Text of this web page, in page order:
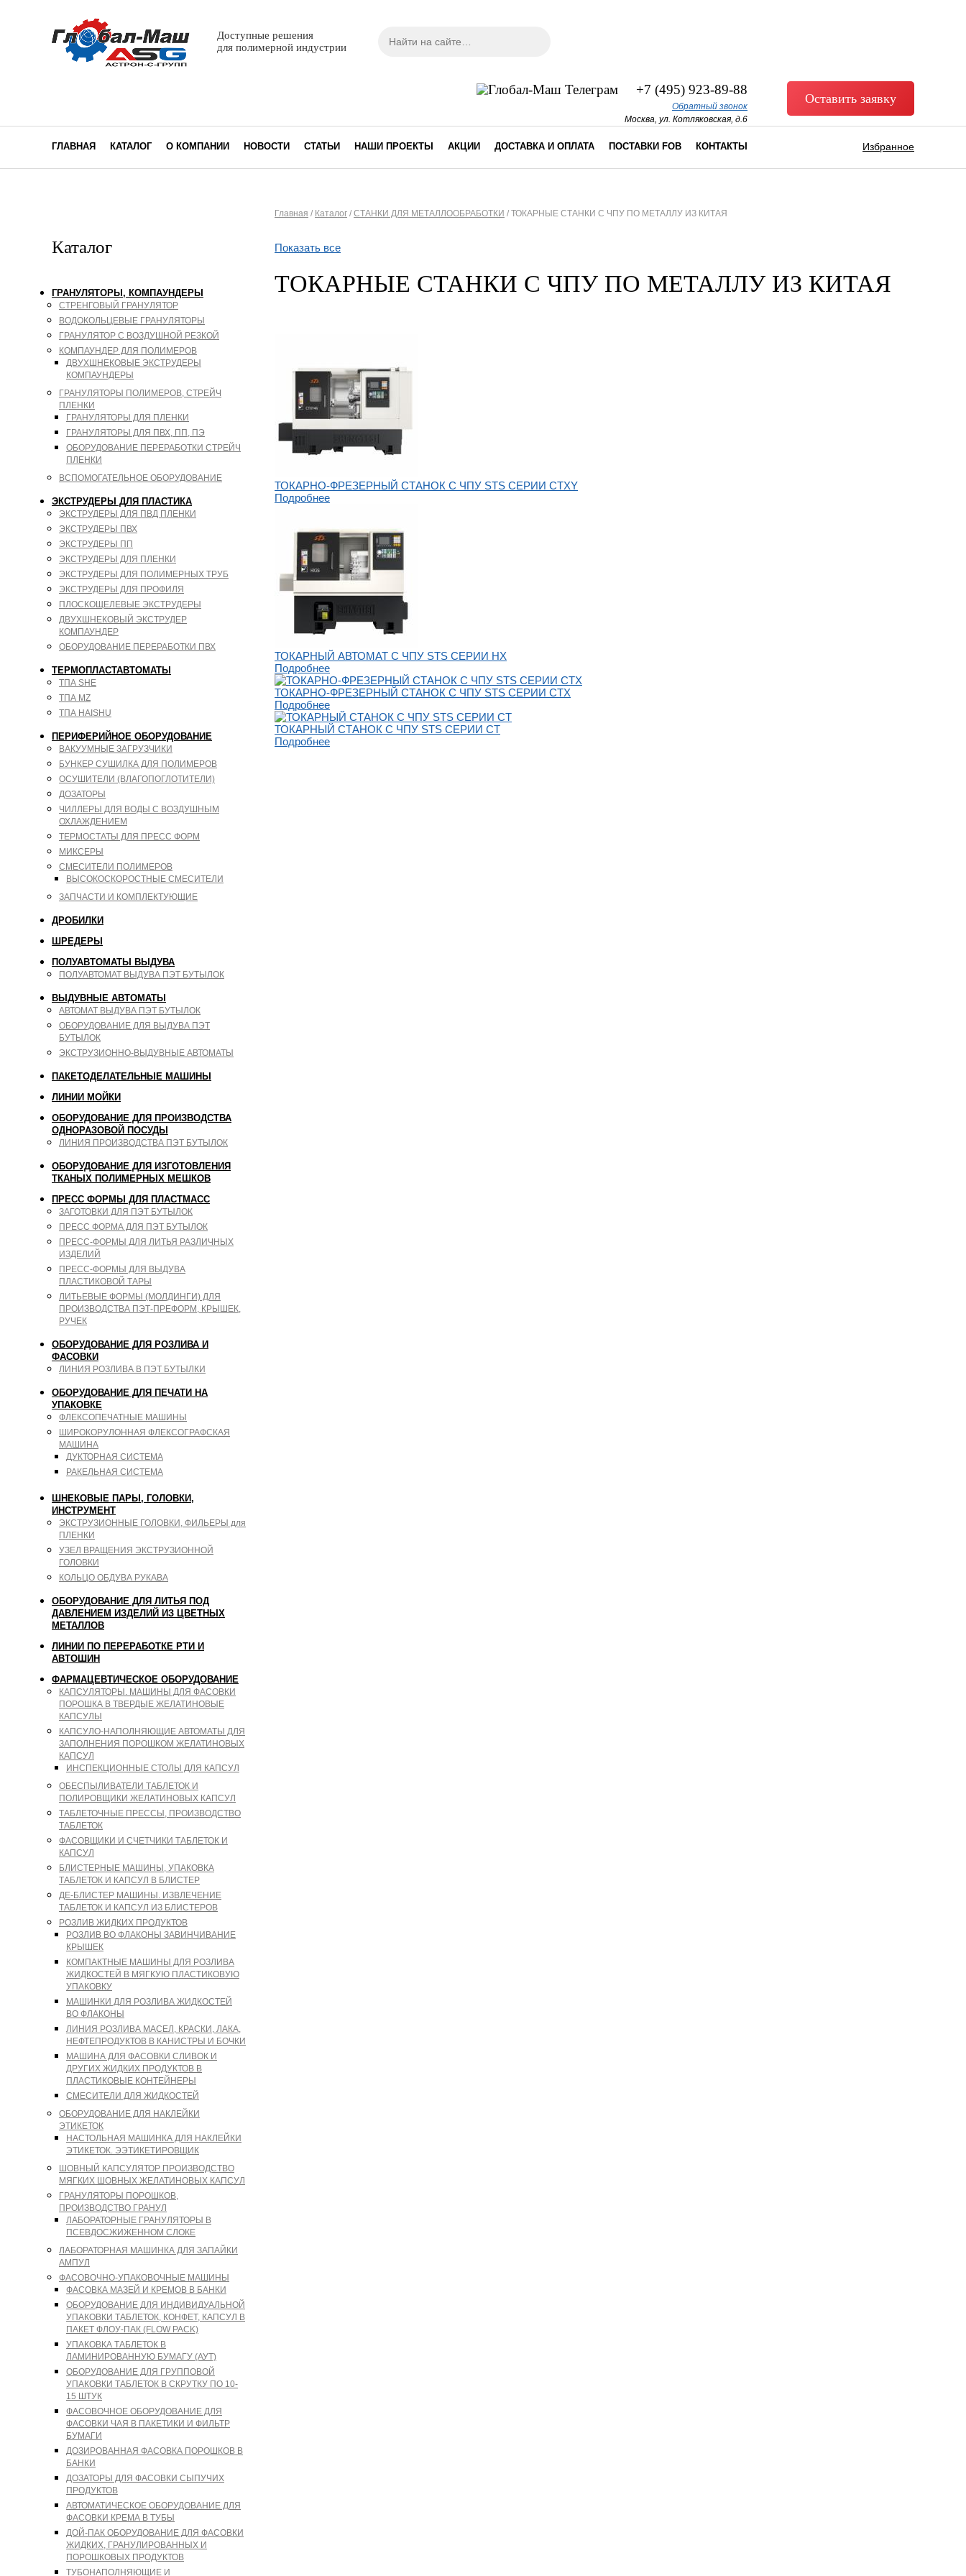
Доступные решения
для полимерной индустрии
Форма поиска
+7 (495) 923-89-88
Обратный звонок
Москва, ул. Котляковская, д.6
Оставить заявку
ГЛАВНАЯ КАТАЛОГ О КОМПАНИИ НОВОСТИ СТАТЬИ НАШИ ПРОЕКТЫ АКЦИИ ДОСТАВКА И ОПЛАТА ПОСТАВКИ FOB КОНТАКТЫ Избранное
Каталог
ГРАНУЛЯТОРЫ, КОМПАУНДЕРЫ
СТРЕНГОВЫЙ ГРАНУЛЯТОР
ВОДОКОЛЬЦЕВЫЕ ГРАНУЛЯТОРЫ
ГРАНУЛЯТОР С ВОЗДУШНОЙ РЕЗКОЙ
КОМПАУНДЕР ДЛЯ ПОЛИМЕРОВ
ДВУХШНЕКОВЫЕ ЭКСТРУДЕРЫ
КОМПАУНДЕРЫ
ГРАНУЛЯТОРЫ ПОЛИМЕРОВ, СТРЕЙЧ
ПЛЕНКИ
ГРАНУЛЯТОРЫ ДЛЯ ПЛЕНКИ
ГРАНУЛЯТОРЫ ДЛЯ ПВХ, ПП, ПЭ
ОБОРУДОВАНИЕ ПЕРЕРАБОТКИ СТРЕЙЧ
ПЛЕНКИ
ВСПОМОГАТЕЛЬНОЕ ОБОРУДОВАНИЕ
ЭКСТРУДЕРЫ ДЛЯ ПЛАСТИКА
ЭКСТРУДЕРЫ ДЛЯ ПВД ПЛЕНКИ
ЭКСТРУДЕРЫ ПВХ
ЭКСТРУДЕРЫ ПП
ЭКСТРУДЕРЫ ДЛЯ ПЛЕНКИ
ЭКСТРУДЕРЫ ДЛЯ ПОЛИМЕРНЫХ ТРУБ
ЭКСТРУДЕРЫ ДЛЯ ПРОФИЛЯ
ПЛОСКОЩЕЛЕВЫЕ ЭКСТРУДЕРЫ
ДВУХШНЕКОВЫЙ ЭКСТРУДЕР
КОМПАУНДЕР
ОБОРУДОВАНИЕ ПЕРЕРАБОТКИ ПВХ
ТЕРМОПЛАСТАВТОМАТЫ
ТПА SHE
ТПА MZ
ТПА HAISHU
ПЕРИФЕРИЙНОЕ ОБОРУДОВАНИЕ
ВАКУУМНЫЕ ЗАГРУЗЧИКИ
БУНКЕР СУШИЛКА ДЛЯ ПОЛИМЕРОВ
ОСУШИТЕЛИ (ВЛАГОПОГЛОТИТЕЛИ)
ДОЗАТОРЫ
ЧИЛЛЕРЫ ДЛЯ ВОДЫ С ВОЗДУШНЫМ
ОХЛАЖДЕНИЕМ
ТЕРМОСТАТЫ ДЛЯ ПРЕСС ФОРМ
МИКСЕРЫ
СМЕСИТЕЛИ ПОЛИМЕРОВ
ВЫСОКОСКОРОСТНЫЕ СМЕСИТЕЛИ
ЗАПЧАСТИ И КОМПЛЕКТУЮЩИЕ
ДРОБИЛКИ
ШРЕДЕРЫ
ПОЛУАВТОМАТЫ ВЫДУВА
ПОЛУАВТОМАТ ВЫДУВА ПЭТ БУТЫЛОК
ВЫДУВНЫЕ АВТОМАТЫ
АВТОМАТ ВЫДУВА ПЭТ БУТЫЛОК
ОБОРУДОВАНИЕ ДЛЯ ВЫДУВА ПЭТ
БУТЫЛОК
ЭКСТРУЗИОННО-ВЫДУВНЫЕ АВТОМАТЫ
ПАКЕТОДЕЛАТЕЛЬНЫЕ МАШИНЫ
ЛИНИИ МОЙКИ
ОБОРУДОВАНИЕ ДЛЯ ПРОИЗВОДСТВА
ОДНОРАЗОВОЙ ПОСУДЫ
ЛИНИЯ ПРОИЗВОДСТВА ПЭТ БУТЫЛОК
ОБОРУДОВАНИЕ ДЛЯ ИЗГОТОВЛЕНИЯ
ТКАНЫХ ПОЛИМЕРНЫХ МЕШКОВ
ПРЕСС ФОРМЫ ДЛЯ ПЛАСТМАСС
ЗАГОТОВКИ ДЛЯ ПЭТ БУТЫЛОК
ПРЕСС ФОРМА ДЛЯ ПЭТ БУТЫЛОК
ПРЕСС-ФОРМЫ ДЛЯ ЛИТЬЯ РАЗЛИЧНЫХ
ИЗДЕЛИЙ
ПРЕСС-ФОРМЫ ДЛЯ ВЫДУВА
ПЛАСТИКОВОЙ ТАРЫ
ЛИТЬЕВЫЕ ФОРМЫ (МОЛДИНГИ) ДЛЯ
ПРОИЗВОДСТВА ПЭТ-ПРЕФОРМ, КРЫШЕК,
РУЧЕК
ОБОРУДОВАНИЕ ДЛЯ РОЗЛИВА И
ФАСОВКИ
ЛИНИЯ РОЗЛИВА В ПЭТ БУТЫЛКИ
ОБОРУДОВАНИЕ ДЛЯ ПЕЧАТИ НА
УПАКОВКЕ
ФЛЕКСОПЕЧАТНЫЕ МАШИНЫ
ШИРОКОРУЛОННАЯ ФЛЕКСОГРАФСКАЯ
МАШИНА
ДУКТОРНАЯ СИСТЕМА
РАКЕЛЬНАЯ СИСТЕМА
ШНЕКОВЫЕ ПАРЫ, ГОЛОВКИ,
ИНСТРУМЕНТ
ЭКСТРУЗИОННЫЕ ГОЛОВКИ, ФИЛЬЕРЫ для
ПЛЕНКИ
УЗЕЛ ВРАЩЕНИЯ ЭКСТРУЗИОННОЙ
ГОЛОВКИ
КОЛЬЦО ОБДУВА РУКАВА
ОБОРУДОВАНИЕ ДЛЯ ЛИТЬЯ ПОД
ДАВЛЕНИЕМ ИЗДЕЛИЙ ИЗ ЦВЕТНЫХ
МЕТАЛЛОВ
ЛИНИИ ПО ПЕРЕРАБОТКЕ РТИ И
АВТОШИН
ФАРМАЦЕВТИЧЕСКОЕ ОБОРУДОВАНИЕ
КАПСУЛЯТОРЫ. МАШИНЫ ДЛЯ ФАСОВКИ
ПОРОШКА В ТВЕРДЫЕ ЖЕЛАТИНОВЫЕ
КАПСУЛЫ
КАПСУЛО-НАПОЛНЯЮЩИЕ АВТОМАТЫ ДЛЯ
ЗАПОЛНЕНИЯ ПОРОШКОМ ЖЕЛАТИНОВЫХ
КАПСУЛ
ИНСПЕКЦИОННЫЕ СТОЛЫ ДЛЯ КАПСУЛ
ОБЕСПЫЛИВАТЕЛИ ТАБЛЕТОК И
ПОЛИРОВЩИКИ ЖЕЛАТИНОВЫХ КАПСУЛ
ТАБЛЕТОЧНЫЕ ПРЕССЫ, ПРОИЗВОДСТВО
ТАБЛЕТОК
ФАСОВЩИКИ И СЧЕТЧИКИ ТАБЛЕТОК И
КАПСУЛ
БЛИСТЕРНЫЕ МАШИНЫ, УПАКОВКА
ТАБЛЕТОК И КАПСУЛ В БЛИСТЕР
ДЕ-БЛИСТЕР МАШИНЫ. ИЗВЛЕЧЕНИЕ
ТАБЛЕТОК И КАПСУЛ ИЗ БЛИСТЕРОВ
РОЗЛИВ ЖИДКИХ ПРОДУКТОВ
РОЗЛИВ ВО ФЛАКОНЫ ЗАВИНЧИВАНИЕ
КРЫШЕК
КОМПАКТНЫЕ МАШИНЫ ДЛЯ РОЗЛИВА
ЖИДКОСТЕЙ В МЯГКУЮ ПЛАСТИКОВУЮ
УПАКОВКУ
МАШИНКИ ДЛЯ РОЗЛИВА ЖИДКОСТЕЙ
ВО ФЛАКОНЫ
ЛИНИЯ РОЗЛИВА МАСЕЛ, КРАСКИ, ЛАКА,
НЕФТЕПРОДУКТОВ В КАНИСТРЫ И БОЧКИ
МАШИНА ДЛЯ ФАСОВКИ СЛИВОК И
ДРУГИХ ЖИДКИХ ПРОДУКТОВ В
ПЛАСТИКОВЫЕ КОНТЕЙНЕРЫ
СМЕСИТЕЛИ ДЛЯ ЖИДКОСТЕЙ
ОБОРУДОВАНИЕ ДЛЯ НАКЛЕЙКИ
ЭТИКЕТОК
НАСТОЛЬНАЯ МАШИНКА ДЛЯ НАКЛЕЙКИ
ЭТИКЕТОК. ЭЭТИКЕТИРОВЩИК
ШОВНЫЙ КАПСУЛЯТОР ПРОИЗВОДСТВО
МЯГКИХ ШОВНЫХ ЖЕЛАТИНОВЫХ КАПСУЛ
ГРАНУЛЯТОРЫ ПОРОШКОВ,
ПРОИЗВОДСТВО ГРАНУЛ
ЛАБОРАТОРНЫЕ ГРАНУЛЯТОРЫ В
ПСЕВДОСЖИЖЕННОМ СЛОКЕ
ЛАБОРАТОРНАЯ МАШИНКА ДЛЯ ЗАПАЙКИ
АМПУЛ
ФАСОВОЧНО-УПАКОВОЧНЫЕ МАШИНЫ
ФАСОВКА МАЗЕЙ И КРЕМОВ В БАНКИ
ОБОРУДОВАНИЕ ДЛЯ ИНДИВИДУАЛЬНОЙ
УПАКОВКИ ТАБЛЕТОК, КОНФЕТ, КАПСУЛ В
ПАКЕТ ФЛОУ-ПАК (FLOW PACK)
УПАКОВКА ТАБЛЕТОК В
ЛАМИНИРОВАННУЮ БУМАГУ (АУТ)
ОБОРУДОВАНИЕ ДЛЯ ГРУППОВОЙ
УПАКОВКИ ТАБЛЕТОК В СКРУТКУ ПО 10-
15 ШТУК
ФАСОВОЧНОЕ ОБОРУДОВАНИЕ ДЛЯ
ФАСОВКИ ЧАЯ В ПАКЕТИКИ И ФИЛЬТР
БУМАГИ
ДОЗИРОВАННАЯ ФАСОВКА ПОРОШКОВ В
БАНКИ
ДОЗАТОРЫ ДЛЯ ФАСОВКИ СЫПУЧИХ
ПРОДУКТОВ
АВТОМАТИЧЕСКОЕ ОБОРУДОВАНИЕ ДЛЯ
ФАСОВКИ КРЕМА В ТУБЫ
ДОЙ-ПАК ОБОРУДОВАНИЕ ДЛЯ ФАСОВКИ
ЖИДКИХ, ГРАНУЛИРОВАННЫХ И
ПОРОШКОВЫХ ПРОДУКТОВ
ТУБОНАПОЛНЯЮЩИЕ И
Главная / Каталог / СТАНКИ ДЛЯ МЕТАЛЛООБРАБОТКИ / ТОКАРНЫЕ СТАНКИ С ЧПУ ПО МЕТАЛЛУ ИЗ КИТАЯ
Показать все
ТОКАРНЫЕ СТАНКИ С ЧПУ ПО МЕТАЛЛУ ИЗ КИТАЯ
ТОКАРНО-ФРЕЗЕРНЫЙ СТАНОК С ЧПУ STS СЕРИИ CTXY
Подробнее
ТОКАРНЫЙ АВТОМАТ С ЧПУ STS СЕРИИ HX
Подробнее
ТОКАРНО-ФРЕЗЕРНЫЙ СТАНОК С ЧПУ STS СЕРИИ CTX
Подробнее
ТОКАРНЫЙ СТАНОК С ЧПУ STS СЕРИИ CT
Подробнее